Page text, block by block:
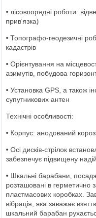
• лісовпорядні роботи:
прив'язка)
• Топографо-геодезичні
кадастрів
• Орієнтування на
азимутів, побудова
• Установка GPS, а також
супутникових антен
Технічні особливості:
• Корпус: анодований
• Осі дисків-стрілок
забезпечує підвищену
• Шкальні барабани,
розташовані в герметично
пластмасових коробках.
вібрація, яка заважає
шкальний барабан